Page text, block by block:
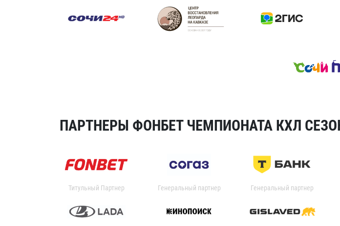
ПАРТНЕРЫ ФОНБЕТ ЧЕМПИОНАТА КХЛ
Титульный Партнер Генеральный партнер Генеральный партнер